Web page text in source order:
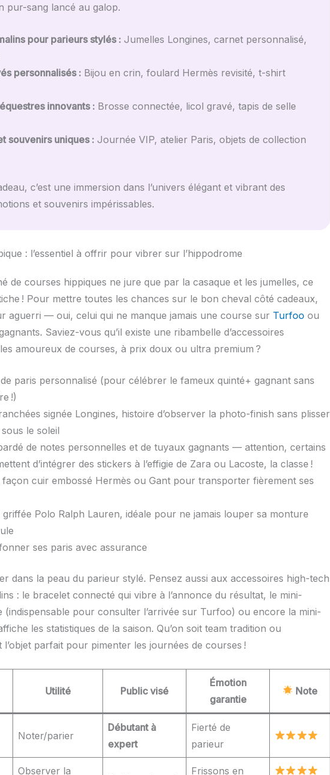
pur-sang lancé au galop.
pour parieurs stylés : Jumelles Longines, carnet personnalisé,
personnalisés : Bijou en crin, foulard Hermès revisité, t-shirt
innovants : Brosse connectée, licol gravé, tapis de selle
souvenirs uniques : Journée VIP, atelier Paris, objets de collection
c’est une immersion dans l’univers élégant et vibrant des
et souvenirs impérissables.
: l’essentiel à offrir pour vibrer sur l’hippodrome
de courses hippiques ne jure que par la casaque et les jumelles, ce
! Pour mettre toutes les chances sur le bon cheval côté cadeaux,
aguerri — oui, celui qui ne manque jamais une course sur Turfoo ou
Saviez-vous qu’il existe une ribambelle d’accessoires
amoureux de courses, à prix doux ou ultra premium ?
paris personnalisé (pour célébrer le fameux quinté+ gagnant sans
!)
signée Longines, histoire d’observer la photo-finish sans plisser
le soleil
de notes personnelles et de tuyaux gagnants — attention, certains
d’intégrer des stickers à l’effigie de Zara ou Lacoste, la classe !
cuir embossé Hermès ou Gant pour transporter fièrement ses
Polo Ralph Lauren, idéale pour ne jamais louper sa monture
ses paris avec assurance
dans la peau du parieur stylé. Pensez aussi aux accessoires high-tech
: le bracelet connecté qui vibre à l’annonce du résultat, le mini-
pour consulter l’arrivée sur Turfoo) ou encore la mini-
les statistiques de la saison. Qu’on soit team tradition ou
parfait pour pimenter les journées de courses !
Utilité Public visé
Émotion
garantie
Note
Noter/parier
Débutant à
expert
Fierté de
parieur
Observer la
Frissons en